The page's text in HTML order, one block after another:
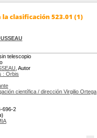
clasificación 523.01 (1)
telescopio
, Autor
: Orbis
científica / dirección Virgilio Ortega
696-2
)